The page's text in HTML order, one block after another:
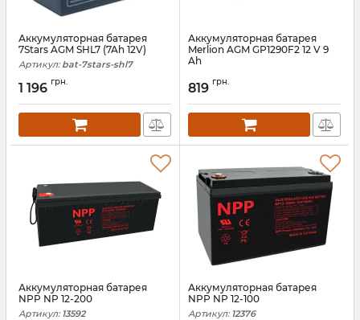
Аккумуляторная батарея
7Stars AGM SHL7 (7Ah 12V)
Артикул: bat-7stars-shl7
1 196 грн.
Аккумуляторная батарея
Merlion AGM GP1290F2 12 V 9
Ah
819 грн.
Аккумуляторная батарея
NPP NP 12-200
Артикул: 13592
Аккумуляторная батарея
NPP NP 12-100
Артикул: 12376